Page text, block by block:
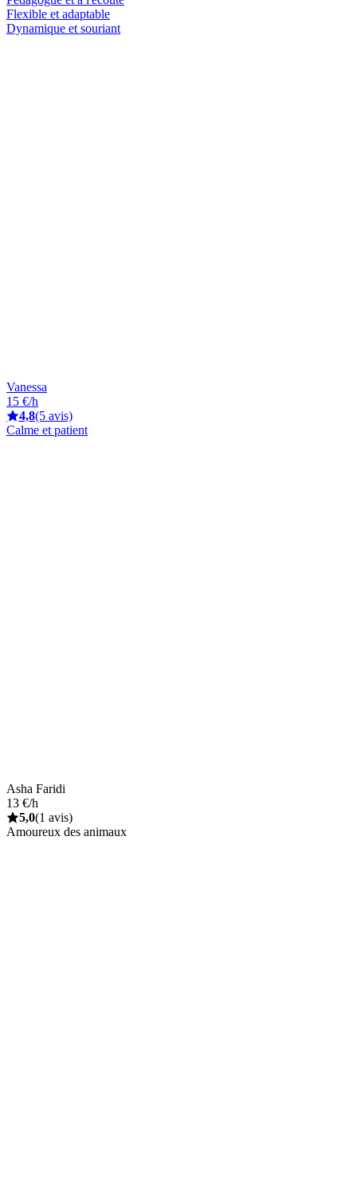
Flexible et adaptable
Dynamique et souriant
Vanessa
15 €/h
4,8(5 avis)
Calme et patient
Asha Faridi
13 €/h
5,0(1 avis)
Amoureux des animaux